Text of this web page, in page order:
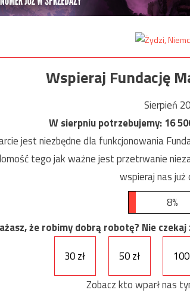
Wspieraj Fundację
Sierpień
W sierpniu potrzebujemy:16
jest niezbędne dla funkcjonowania
tego jak ważne jest przetrwanie
wspieraj nas już
8%
że robimy dobrą robotę? Nie
30 zł
50 zł
Zobacz kto wparł nas